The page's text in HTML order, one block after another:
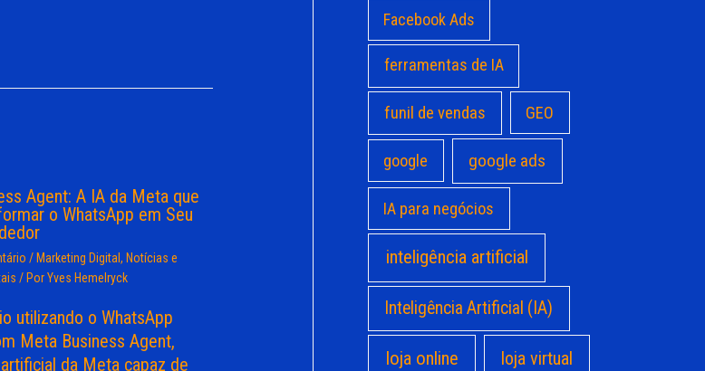
Agent: A IA da Meta que
o WhatsApp em Seu
/ Marketing Digital, Notícias e
/ PorYves Hemelryck
Facebook Ads
ferramentas de IA
funil de vendas GEO
google google ads
IA para negócios
inteligência artificial
Inteligência Artificial (IA)
loja online loja virtual